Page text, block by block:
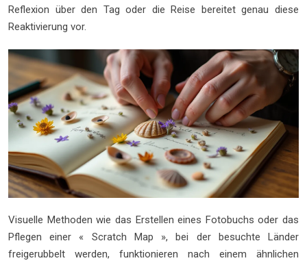
Reflexion über den Tag oder die Reise bereitet genau diese
Reaktivierung vor.
Visuelle Methoden wie das Erstellen eines Fotobuchs oder das
Pflegen einer « Scratch Map », bei der besuchte Länder
freigerubbelt werden, funktionieren nach einem ähnlichen